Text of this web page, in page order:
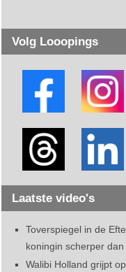
Volg Looopings
Laatste video's
Toverspiegel in de
koningin scherper dan
Walibi Holland grijpt